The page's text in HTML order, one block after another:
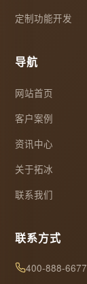
定制功能开发
导航
网站首页
客户案例
资讯中心
关于拓冰
联系我们
联系方式
400-888-6677